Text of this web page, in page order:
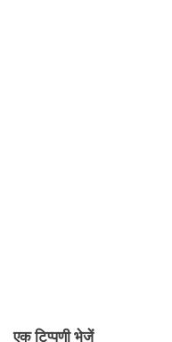
एक टिप्पणी भेजें